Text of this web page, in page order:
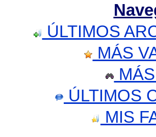
ÚLTIMOS
MÁS
ÚLTIMOS
MIS